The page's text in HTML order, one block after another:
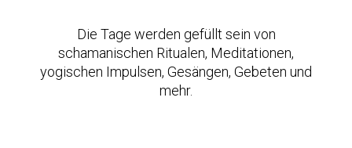
Die Tage werden gefüllt sein von
schamanischen Ritualen, Meditationen,
yogischen Impulsen, Gesängen, Gebeten und
mehr.